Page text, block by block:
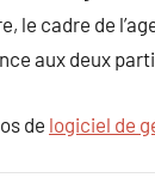
le cadre de
aux deux
de logiciel de